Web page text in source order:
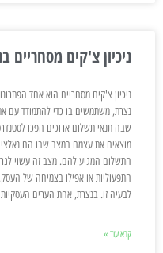
ניכיון צ'קים מסחריים
ניכיון צ'קים מסחריים הוא אחד
נצרת, משתמשים בו כדי להתמודד עם
שבה תנאי תשלום ארוכים הפכו
מוצאים את עצמם במצב שבו הם
התשלום המגיע להם. מצב זה עשוי
התפעוליות או אפילו בצמיחה של
לבעיה זו. בנצרת, אחת הערים
קרא עוד »